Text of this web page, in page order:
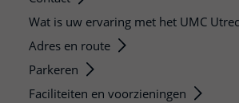
Wat is uw ervaring met het UMC
Adres en route
Parkeren
Faciliteiten en voorzieningen